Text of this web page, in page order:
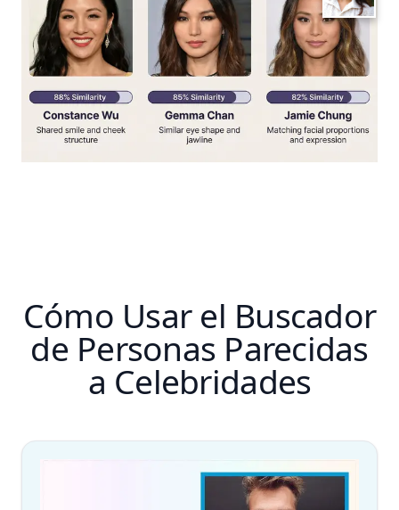
Cómo Usar el Buscador
de Personas Parecidas
a Celebridades